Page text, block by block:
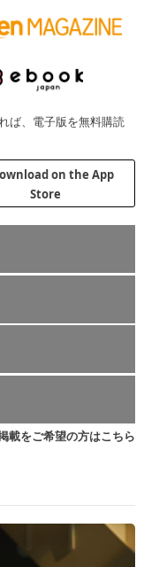
ば、電子版を無料購読
載をご希望の方はこちら